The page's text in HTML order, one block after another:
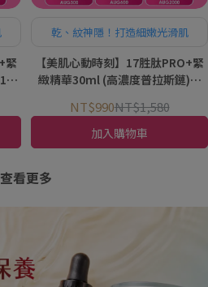
緊
乾、紋神隱！打造細嫩光滑肌
【美肌心動時刻】17胜肽PRO+緊
緻精華30ml (高濃度普拉斯鏈)｜
NT$990NT$1,580
加入購物車
查看更多